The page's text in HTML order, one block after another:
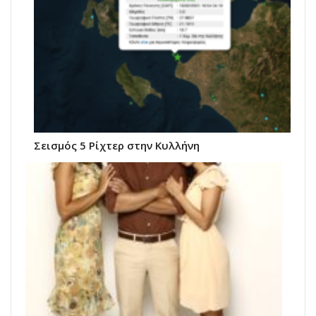
Σεισμός 5 Ρίχτερ στην Κυλλήνη